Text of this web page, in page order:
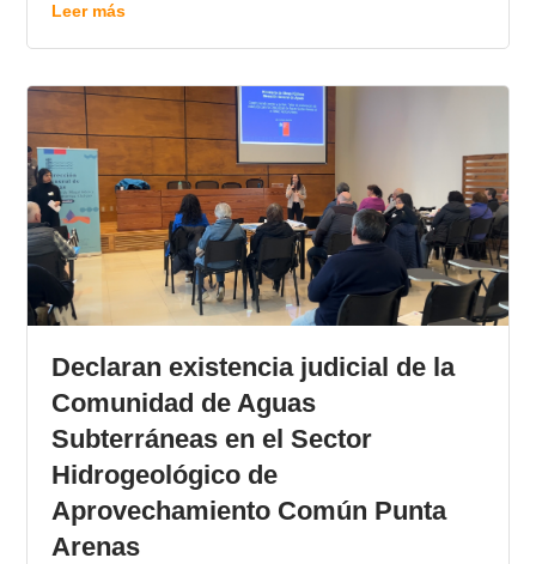
Leer más
Declaran existencia judicial de la
Comunidad de Aguas
Subterráneas en el Sector
Hidrogeológico de
Aprovechamiento Común Punta
Arenas